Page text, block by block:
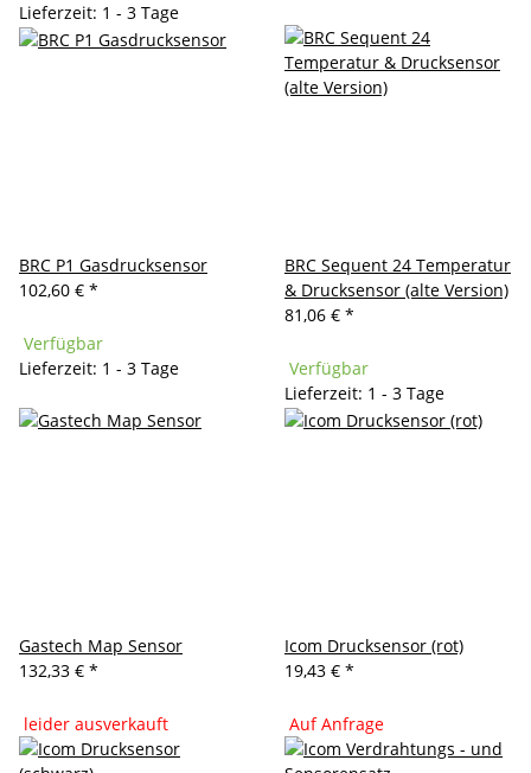
Lieferzeit: 1 - 3 Tage
BRC P1 Gasdrucksensor
102,60 € *
Verfügbar
Lieferzeit: 1 - 3 Tage
BRC Sequent 24 Temperatur
& Drucksensor (alte Version)
81,06 € *
Verfügbar
Lieferzeit: 1 - 3 Tage
Gastech Map Sensor
132,33 € *
leider ausverkauft
Icom Drucksensor (rot)
19,43 € *
Auf Anfrage